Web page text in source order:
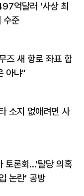
억달러 '사상 최
준
즈 새 항로 좌표 합
아냐"
소지 없애려면 사
토론회…'탈당 의혹
논란' 공방